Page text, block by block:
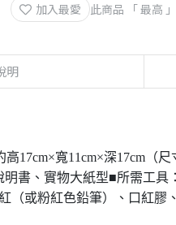
加入最愛 此商品 「 最高
明
17cm×寬11cm×深17cm（
書、實物大紙型■所需工
（或粉紅色鉛筆）、口紅膠